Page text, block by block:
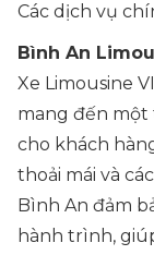
Các dịch vụ
Bình An
Xe Limousine
mang đến một
cho khách
thoải mái và
Bình An đảm
hành trình,